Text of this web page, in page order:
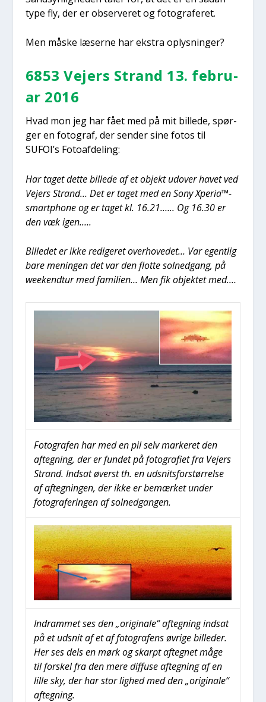
type fly, der er obser­ve­ret og foto­gra­fe­ret.
Men måske læser­ne har ekstra oplys­nin­ger?
6853 Vejers Strand 13. febru­
ar 2016
Hvad mon jeg har fået med på mit bil­le­de, spør­
ger en foto­graf, der sen­der sine fotos til
SUFOI’s Foto­af­de­ling:
Har taget det­te bil­le­de af et objekt udover havet ved
Vejers Strand… Det er taget med en Sony Xperia™-
smartphone og er taget kl. 16.21.….. Og 16.30 er
den væk igen.….
Bil­le­det er ikke redi­ge­ret over­ho­ve­det… Var egent­lig
bare menin­gen det var den flot­te sol­ned­gang, på
wee­kend­t­ur med fami­li­en… Men fik objek­tet med.…
Foto­gra­fen har med en pil selv mar­ke­ret den
afteg­ning, der er fun­det på foto­gra­fi­et fra Vejers
Strand. Ind­sat øverst th. en udsnits­for­stør­rel­se
af afteg­nin­gen, der ikke er bemær­ket under
foto­gra­fe­rin­gen af sol­ned­gan­gen.
Indram­met ses den „ori­gi­na­le“ afteg­ning ind­sat
på et udsnit af et af foto­gra­fens øvri­ge bil­le­der.
Her ses dels en mørk og skar­pt afteg­net måge
til for­skel fra den mere dif­fu­se afteg­ning af en
lil­le sky, der har stor lig­hed med den „ori­gi­na­le“
afteg­ning.